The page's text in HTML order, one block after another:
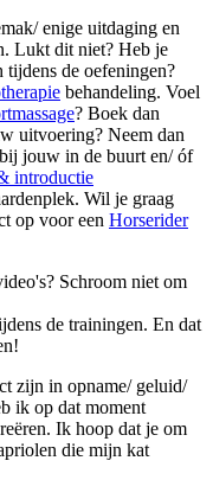
enige uitdaging en
Lukt dit niet? Heb je
de oefeningen?
behandeling. Voel
? Boek dan
uitvoering? Neem dan
jouw in de buurt en/ óf
introductie
Wil je graag
op voor een Horserider
Schroom niet om
de trainingen. En dat
zijn in opname/ geluid/
ik op dat moment
Ik hoop dat je om
die mijn kat